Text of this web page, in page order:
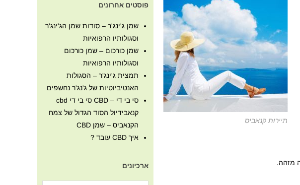
תיירות קנאביס
פוסטים אחרונים
שמן ג'ינג'ר – סודות שמן הג'ינג'ר
וסגולותיו הרפואיות
שמן כורכום – שמן כורכום
וסגולותיו הרפואיות
תמצית ג'ינג'ר – הסגולות
האנטיביוטיות של ג'נג'ר נחשפים
סי בי די – CBD סי בי די cbd
קנאבידיול הסוד הגדול של צמח
הקנאביס – שמן CBD
איך CBD עובד ?
ארכיונים